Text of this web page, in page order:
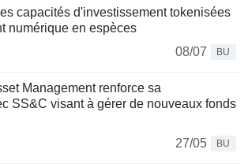
capacités d'investissement tokenisées
numérique en espèces
08/07
BU
Management renforce sa
SS&C visant à gérer de nouveaux fonds
27/05
BU